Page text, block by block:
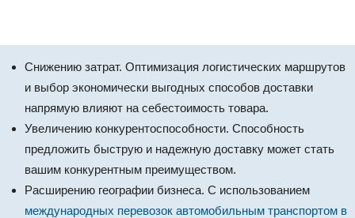
Снижению затрат. Оптимизация логистических маршрутов
и выбор экономически выгодных способов доставки
напрямую влияют на себестоимость товара.
Увеличению конкурентоспособности. Способность
предложить быструю и надежную доставку может стать
вашим конкурентным преимуществом.
Расширению географии бизнеса. С использованием
международных перевозок автомобильным транспортом в